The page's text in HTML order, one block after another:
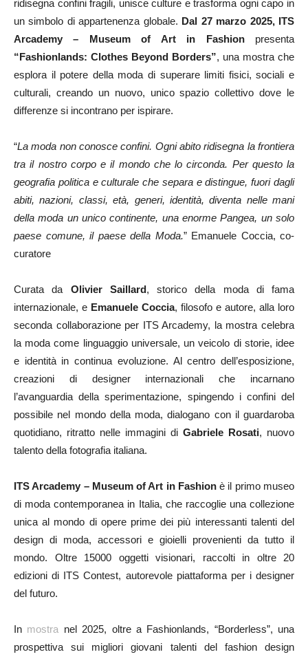
ridisegna confini fragili, unisce culture e trasforma ogni capo in
un simbolo di appartenenza globale. Dal 27 marzo 2025, ITS
Arcademy – Museum of Art in Fashion presenta
“Fashionlands: Clothes Beyond Borders”, una mostra che
esplora il potere della moda di superare limiti fisici, sociali e
culturali, creando un nuovo, unico spazio collettivo dove le
differenze si incontrano per ispirare.
“La moda non conosce confini. Ogni abito ridisegna la frontiera
tra il nostro corpo e il mondo che lo circonda. Per questo la
geografia politica e culturale che separa e distingue, fuori dagli
abiti, nazioni, classi, età, generi, identità, diventa nelle mani
della moda un unico continente, una enorme Pangea, un solo
paese comune, il paese della Moda.” Emanuele Coccia, co-
curatore
Curata da Olivier Saillard, storico della moda di fama
internazionale, e Emanuele Coccia, filosofo e autore, alla loro
seconda collaborazione per ITS Arcademy, la mostra celebra
la moda come linguaggio universale, un veicolo di storie, idee
e identità in continua evoluzione. Al centro dell’esposizione,
creazioni di designer internazionali che incarnano
l’avanguardia della sperimentazione, spingendo i confini del
possibile nel mondo della moda, dialogano con il guardaroba
quotidiano, ritratto nelle immagini di Gabriele Rosati, nuovo
talento della fotografia italiana.
ITS Arcademy – Museum of Art in Fashionè il primo museo
di moda contemporanea in Italia, che raccoglie una collezione
unica al mondo di opere prime dei più interessanti talenti del
design di moda, accessori e gioielli provenienti da tutto il
mondo. Oltre 15000 oggetti visionari, raccolti in oltre 20
edizioni di ITS Contest, autorevole piattaforma per i designer
del futuro.
In mostra nel 2025, oltre a Fashionlands, “Borderless”, una
prospettiva sui migliori giovani talenti del fashion design